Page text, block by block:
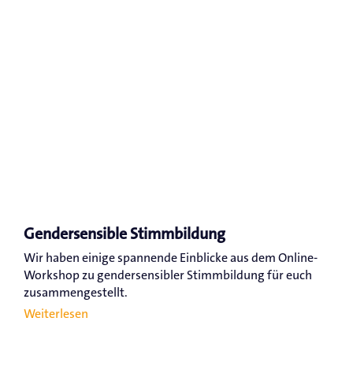
Gendersensible Stimmbildung
Wir haben einige spannende Einblicke aus dem Online-
Workshop zu gendersensibler Stimmbildung für euch
zusammengestellt.
Weiterlesen